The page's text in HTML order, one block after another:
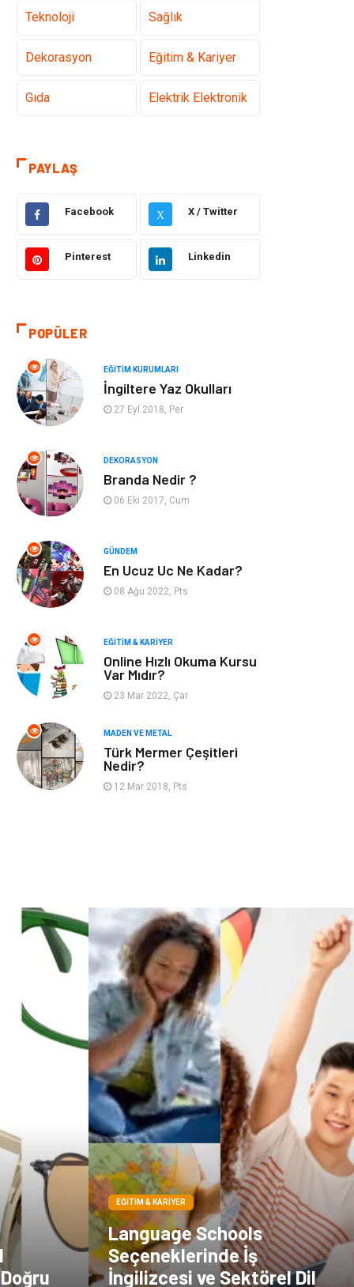
Teknoloji Sağlık
Dekorasyon Eğitim & Kariyer
Gıda Elektrik Elektronik
Yazılım
Taşımacılık
Hukuk Giyim
Yapı İnşaat
Tatil Eğlence
Bahçe Ev Maden ve Metal
Hizmet Eğitim Kurumları
Organizasyon Plastik
Emlak
Finans & Ekonomi Mobilya
Ürünler
Aksesuar İnternet
Nakliyat
Bebek Giyim Alüminyum
Servisleri
Çadır Kına Gecesi
Spor Malzemeleri Basın Yayın
Moda İthalat İhracat
PAYLAŞ
Facebook X X / Twitter
Pinterest Linkedin
POPÜLER
EĞITIM KURUMLARI
İngiltere Yaz Okulları
27 Eyl 2018, Per
DEKORASYON
Branda Nedir ?
06 Eki 2017, Cum
GÜNDEM
En Ucuz Uc Ne Kadar?
08 Ağu 2022, Pts
EĞITIM & KARIYER
Online Hızlı Okuma Kursu
Var Mıdır?
23 Mar 2022, Çar
MADEN VE METAL
Türk Mermer Çeşitleri
Nedir?
12 Mar 2018, Pts
EĞITIM & KARIYER
Language Schools
Seçeneklerinde İş
İngilizcesi ve Sektörel Dil